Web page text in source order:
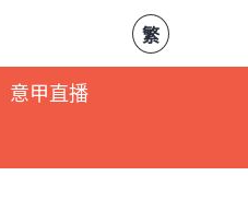
繁
意甲直播